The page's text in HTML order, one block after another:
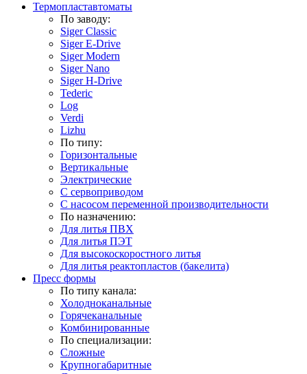
Термопластавтоматы
По заводу:
Siger Classic
Siger E-Drive
Siger Modern
Siger Nano
Siger H-Drive
Tederic
Log
Verdi
Lizhu
По типу:
Горизонтальные
Вертикальные
Электрические
С сервоприводом
С насосом переменной производительности
По назначению:
Для литья ПВХ
Для литья ПЭТ
Для высокоскоростного литья
Для литья реактопластов (бакелита)
Пресс формы
По типу канала:
Холодноканальные
Горячеканальные
Комбинированные
По специализации:
Сложные
Крупногабаритные